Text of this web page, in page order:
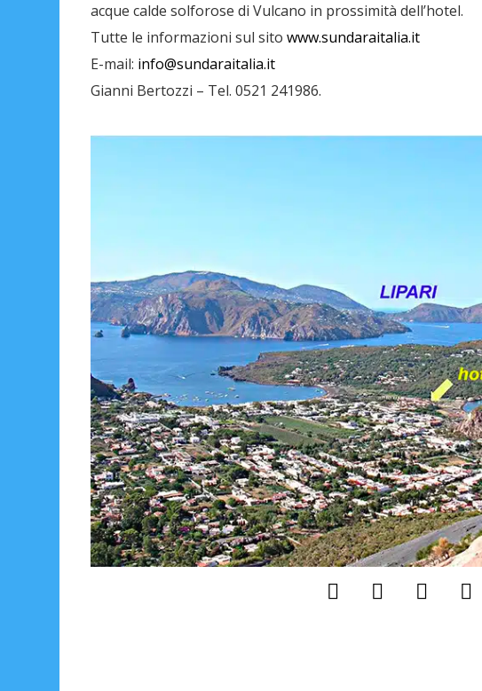
acque calde solforose di Vulcano in prossimità dell’hotel.
Tutte le informazioni sul sito www.sundaraitalia.it
E-mail: info@sundaraitalia.it
Gianni Bertozzi – Tel. 0521 241986.